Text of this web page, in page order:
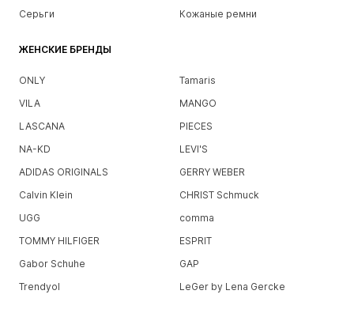
Серьги
Кожаные ремни
ЖЕНСКИЕ БРЕНДЫ
ONLY
Tamaris
VILA
MANGO
LASCANA
PIECES
NA-KD
LEVI'S
ADIDAS ORIGINALS
GERRY WEBER
Calvin Klein
CHRIST Schmuck
UGG
comma
TOMMY HILFIGER
ESPRIT
Gabor Schuhe
GAP
Trendyol
LeGer by Lena Gercke